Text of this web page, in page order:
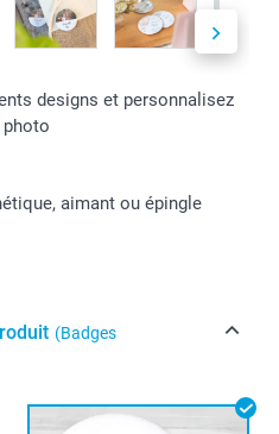
designs et personnalisez
aimant ou épingle
(Badges